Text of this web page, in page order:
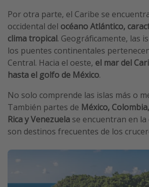
Por otra parte, el Caribe se
occidental del océano Atlántico,
clima tropical. Geográficamente, las
los puentes continentales
Central. Hacia el oeste, el mar del
hasta el golfo de México.
No solo comprende las islas más o
También partes de México,
Rica y Venezuela se encuentran en
son destinos frecuentes de los